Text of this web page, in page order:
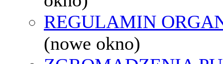
REGULAMIN
(nowe okno)